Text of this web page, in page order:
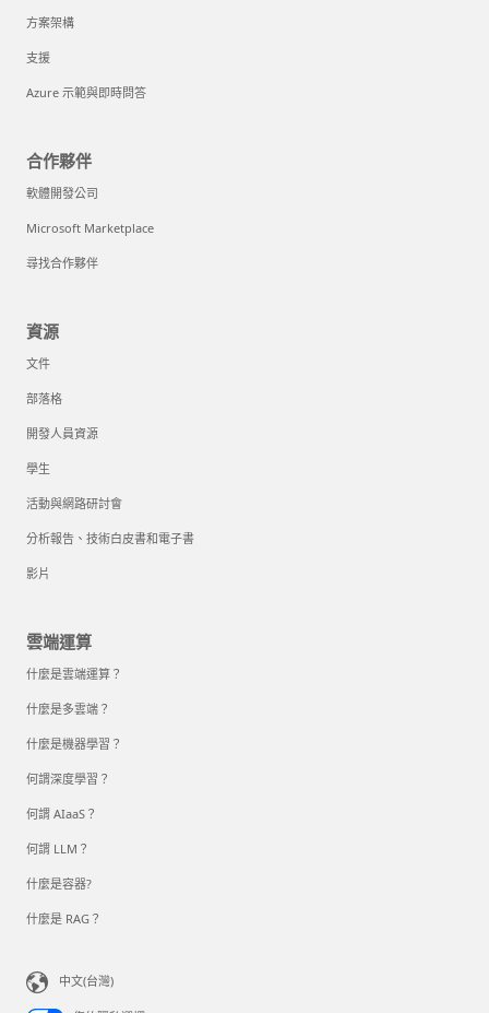
方案架構
支援
Azure 示範與即時問答
合作夥伴
軟體開發公司
Microsoft Marketplace
尋找合作夥伴
資源
文件
部落格
開發人員資源
學生
活動與網路研討會
分析報告、技術白皮書和電子書
影片
雲端運算
什麼是雲端運算？
什麼是多雲端？
什麼是機器學習？
何謂深度學習？
何謂 AIaaS？
何謂 LLM？
什麼是容器?
什麼是 RAG？
中文(台灣)